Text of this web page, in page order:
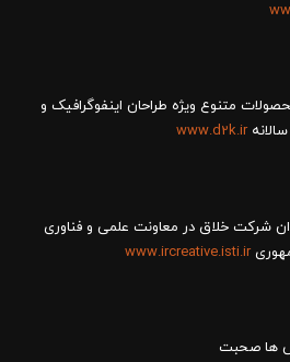
محصولات متنوع ویژه طراحان اینفوگرافیک و
www.d2k.ir
شرکت خلاق در معاونت علمی و فناوری
www.ircreative.isti.ir
ها صحبت